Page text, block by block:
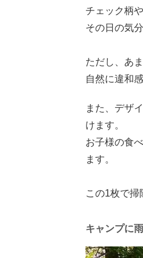
チェック柄
その日の気
ただし、あ
自然に違和
また、デザ
けます。
お子様の食
ます。
この1枚で掃
キャンプに